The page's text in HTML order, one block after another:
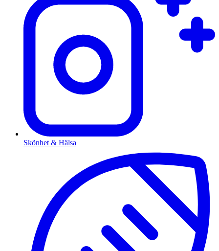
Skönhet & Hälsa